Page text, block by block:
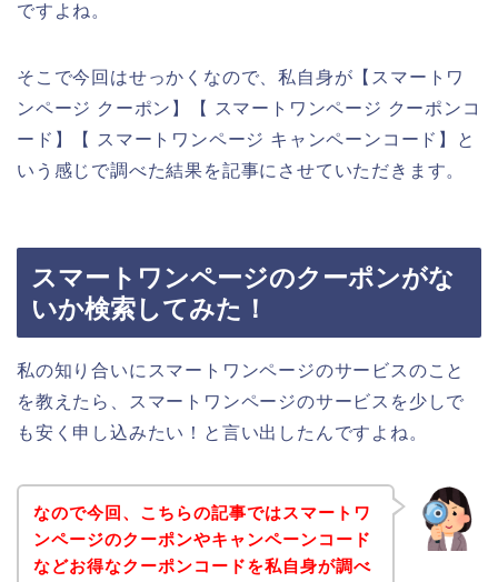
ですよね。
そこで今回はせっかくなので、私自身が【スマートワ
ンページ クーポン】【 スマートワンページ クーポンコ
ード】【 スマートワンページ キャンペーンコード】と
いう感じで調べた結果を記事にさせていただきます。
スマートワンページのクーポンがな
いか検索してみた！
私の知り合いにスマートワンページのサービスのこと
を教えたら、スマートワンページのサービスを少しで
も安く申し込みたい！と言い出したんですよね。
なので今回、こちらの記事ではスマートワ
ンページのクーポンやキャンペーンコード
などお得なクーポンコードを私自身が調べ